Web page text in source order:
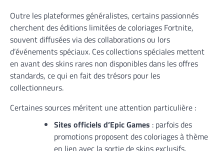
Outre les plateformes généralistes, certains passionnés
cherchent des éditions limitées de coloriages Fortnite,
souvent diffusées via des collaborations ou lors
d’événements spéciaux. Ces collections spéciales mettent
en avant des skins rares non disponibles dans les offres
standards, ce qui en fait des trésors pour les
collectionneurs.
Certaines sources méritent une attention particulière :
Sites officiels d’Epic Games : parfois des
promotions proposent des coloriages à thème